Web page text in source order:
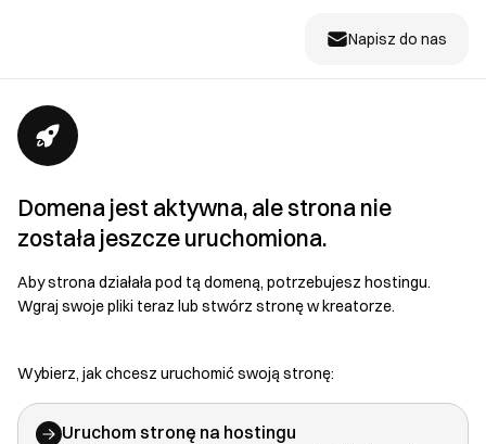
Napisz do nas
Domena jest aktywna, ale strona nie
została jeszcze uruchomiona.
Aby strona działała pod tą domeną, potrzebujesz hostingu.
Wgraj swoje pliki teraz lub stwórz stronę w kreatorze.
Wybierz, jak chcesz uruchomić swoją stronę:
Uruchom stronę na hostingu